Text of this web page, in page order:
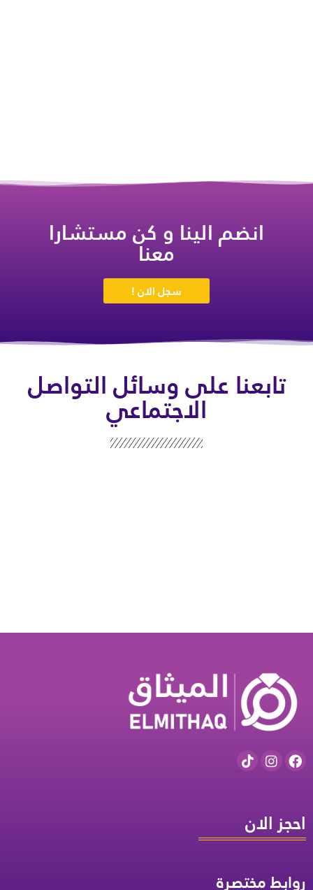
انضم الينا و كن مستشارا
معنا
سجل الان !
تابعنا على وسائل التواصل
الاجتماعي
احجز الان
روابط مختصرة